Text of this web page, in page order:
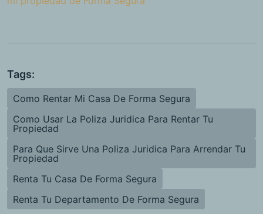
Tags:
Como Rentar Mi Casa De Forma Segura
Como Usar La Poliza Juridica Para Rentar Tu
Propiedad
Para Que Sirve Una Poliza Juridica Para Arrendar Tu
Propiedad
Renta Tu Casa De Forma Segura
Renta Tu Departamento De Forma Segura